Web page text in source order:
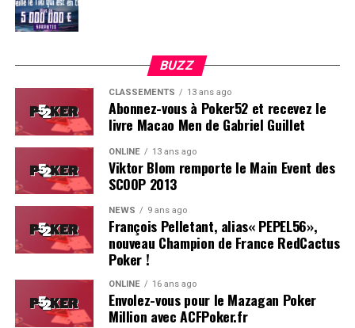
Soleau à gauche, sorti par Logghe au centre
BUZZ
CLASSEMENTS 13 ans ago
Abonnez-vous à Poker52 et recevez le
livre Macao Men de Gabriel Guillet
ONLINE 13 ans ago
Viktor Blom remporte le Main Event des
SCOOP 2013
NEWS 9 ans ago
François Pelletant, alias« PEPEL56»,
nouveau Champion de France RedCactus
Poker !
ONLINE 16 ans ago
Envolez-vous pour le Mazagan Poker
Million avec ACFPoker.fr